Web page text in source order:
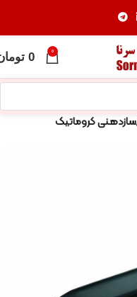
0
0
سازدهنی کروماتیک